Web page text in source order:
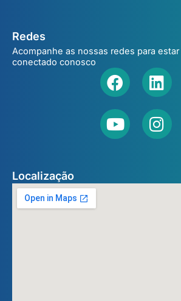
Redes
Acompanhe as nossas redes para
conectado conosco
Facebook
Youtube
Localização